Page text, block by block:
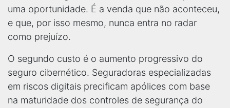
uma oportunidade. É a venda que não aconteceu,
e que, por isso mesmo, nunca entra no radar
como prejuízo.
O segundo custo é o aumento progressivo do
seguro cibernético. Seguradoras especializadas
em riscos digitais precificam apólices com base
na maturidade dos controles de segurança do